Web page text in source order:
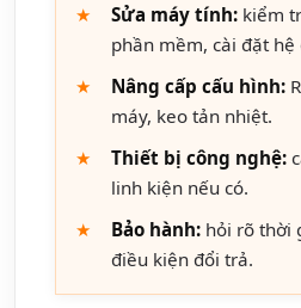
Sửa máy tính: kiểm
phần mềm, cài đặt hệ
Nâng cấp cấu hình:
máy, keo tản nhiệt.
Thiết bị công nghệ:
linh kiện nếu có.
Bảo hành: hỏi rõ thời
điều kiện đổi trả.